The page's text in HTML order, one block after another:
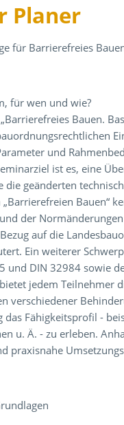
Planer
für Barrierefreies
Veranstaltung
für wen und wie?
Bauen.
und
ist es, eine
die geänderten
Bauen“
der
auf die
Ein weiterer
und DIN 32984 sowie
jedem Teilnehmer
verschiedener
das Fähigkeitsprofil -
u. Ä. - zu erleben.
praxisnahe